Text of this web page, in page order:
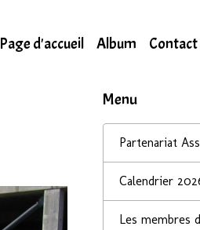
Page d'accueil Album Contact
Menu
Partenariat
Calendrier
Les membres